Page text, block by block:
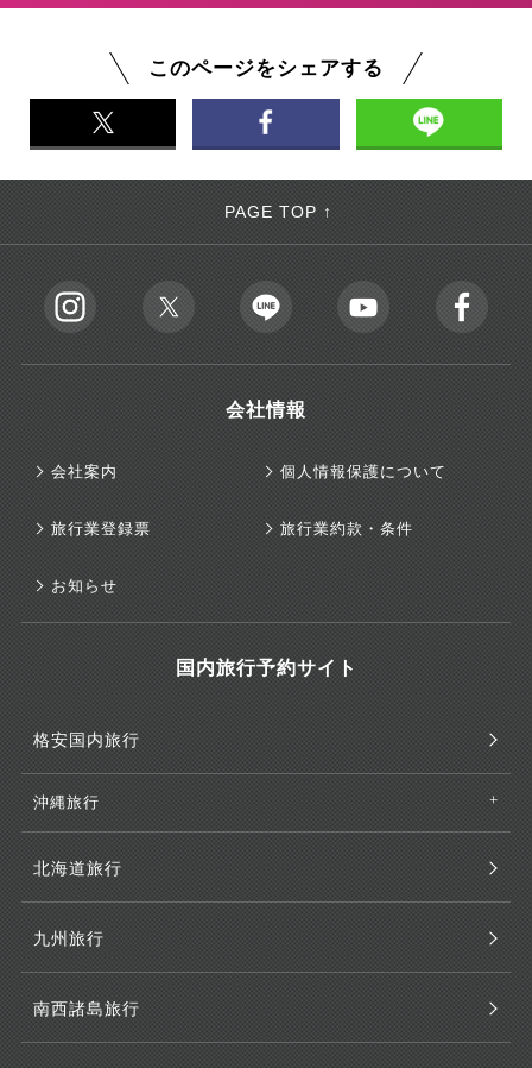
このページをシェアする
PAGE TOP ↑
会社情報
会社案内 個人情報保護について
旅行業登録票 旅行業約款・条件
お知らせ
国内旅行予約サイト
格安国内旅行
沖縄旅行
北海道旅行
九州旅行
南西諸島旅行